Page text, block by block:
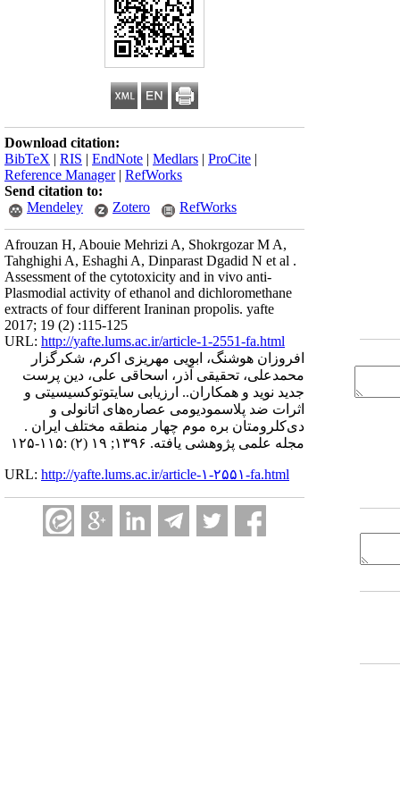
Download citation:
BibTeX | RIS | EndNote | Medlars | ProCite |
Reference Manager| RefWorks
Send citation to:
Mendeley
Zotero RefWorks
Afrouzan H, Abouie Mehrizi A, Shokrgozar M A,
Tahghighi A, Eshaghi A, Dinparast Dgadid N et al .
Assessment of the cytotoxicity and in vivo anti-
Plasmodial activity of ethanol and dichloromethane
extracts of four different Iraninan propolis. yafte
2017; 19 (2) :115-125
URL: http://yafte.lums.ac.ir/article-1-2551-fa.html
افروزان هوشنگ، ابویی مهریزی اکرم، شکرگزار
محمدعلی، تحقیقی آذر، اسحاقی علی، دین پرست
جدید نوید و همکاران.. ارزیابی سایتو‌‌توکسیسیتی و
اثرات ضد پلاسمودیومی عصاره‌های اتانولی و
دی‌کلرومتان بره موم چهار منطقه مختلف ایران .
مجله علمی پژوهشی یافته. ۱۳۹۶; ۱۹ (۲) :۱۱۵-۱۲۵
URL: http://yafte.lums.ac.ir/article-۱-۲۵۵۱-fa.html